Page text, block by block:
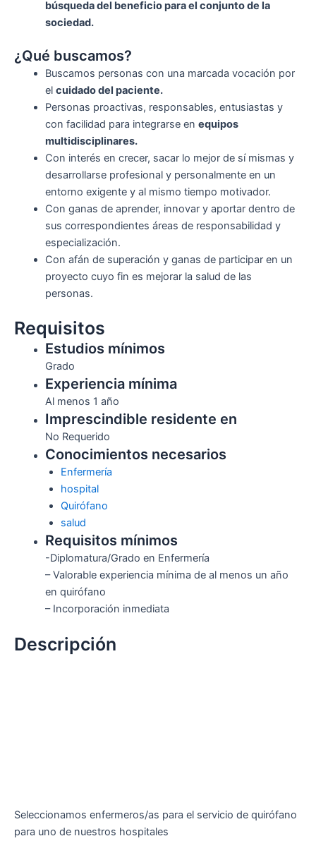
búsqueda del beneficio para el conjunto de la
sociedad.
¿Qué buscamos?
Buscamos personas con una marcada vocación por
el cuidado del paciente.
Personas proactivas, responsables, entusiastas y
con facilidad para integrarse en equipos
multidisciplinares.
Con interés en crecer, sacar lo mejor de sí mismas y
desarrollarse profesional y personalmente en un
entorno exigente y al mismo tiempo motivador.
Con ganas de aprender, innovar y aportar dentro de
sus correspondientes áreas de responsabilidad y
especialización.
Con afán de superación y ganas de participar en un
proyecto cuyo fin es mejorar la salud de las
personas.
Requisitos
Estudios mínimos
Grado
Experiencia mínima
Al menos 1 año
Imprescindible residente en
No Requerido
Conocimientos necesarios
Enfermería
hospital
Quirófano
salud
Requisitos mínimos
-Diplomatura/Grado en Enfermería
– Valorable experiencia mínima de al menos un año
en quirófano
– Incorporación inmediata
Descripción
Seleccionamos enfermeros/as para el servicio de quirófano
para uno de nuestros hospitales